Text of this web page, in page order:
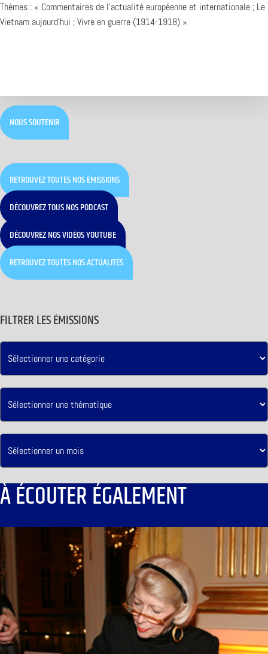
Thèmes : « Commentaires de l’actualité européenne et internationale ; Le
Vietnam aujourd’hui ; Vivre en guerre (1914-1918) »
NOUS SOUTENIR
RETROUVEZ TOUTES NOS ÉMISSIONS
DÉCOUVREZ TOUS NOS PODCAST
DÉCOUVREZ NOS VIDÉOS YOUTUBE
RETROUVEZ TOUTES NOS ACTUALITÉS
FILTRER LES ÉMISSIONS
À ÉCOUTER ÉGALEMENT